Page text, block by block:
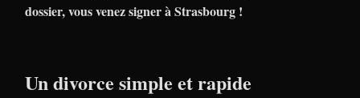
dossier, vous venez signer à Strasbourg !
Un divorce simple et rapide